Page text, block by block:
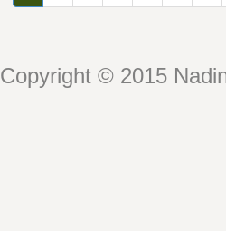
Copyright © 2015